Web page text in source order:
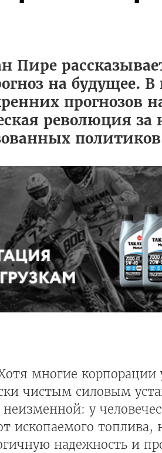
Пире
на будущее.
прогнозов
революция за
многие корпорации
чистым силовым
неизменной: у
ископаемого топлива,
надежность и